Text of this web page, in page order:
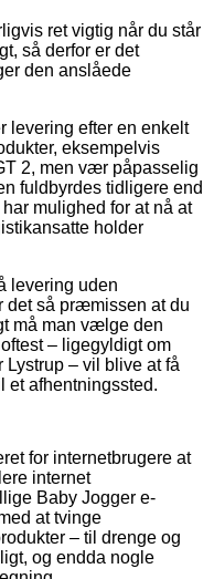
ret vigtig når du står
så derfor er det
den anslåede
levering efter en enkelt
eksempelvis
2, men vær påpasselig
fuldbyrdes tidligere end
mulighed for at nå at
holder
levering uden
det så præmissen at du
må man vælge den
– ligegyldigt om
Lystrup – vil blive at få
et afhentningssted.
for internetbrugere at
internet
Baby Jogger e-
at tvinge
– til drenge og
og endda nogle